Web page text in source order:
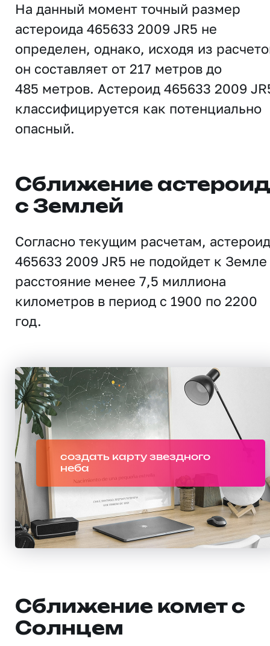
На данный момент точный размер
астероида 465633 2009 JR5 не
определен, однако, исходя из
он составляет от 217 метров до
485 метров. Астероид 465633 2009
классифицируется как потенциально
опасный.
Сближение
с Землей
Согласно текущим расчетам, астероид
465633 2009 JR5 не подойдет к Земле
расстояние менее 7,5 миллиона
километров в период с 1900 по 2200
год.
создать карту звездного
неба
Сближение комет с
Солнцем